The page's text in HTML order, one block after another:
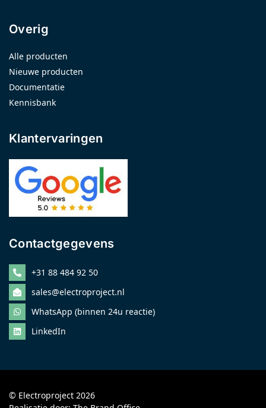
Overig
Alle producten
Nieuwe producten
Documentatie
Kennisbank
Klantervaringen
Contactgegevens
+31 88 484 92 50
sales@electroproject.nl
WhatsApp (binnen 24u reactie)
LinkedIn
© Electroproject 2026